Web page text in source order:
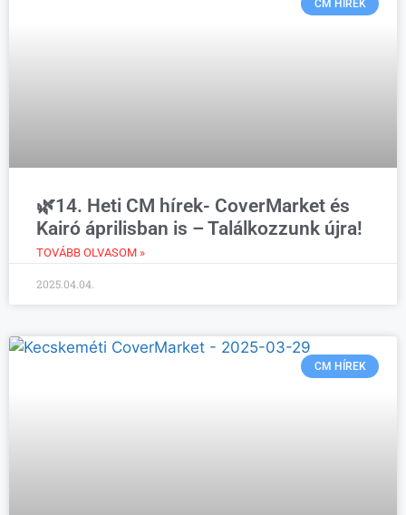
CM HÍREK
🌿14. Heti CM hírek- CoverMarket és
Kairó áprilisban is – Találkozzunk újra!
TOVÁBB OLVASOM »
2025.04.04.
CM HÍREK